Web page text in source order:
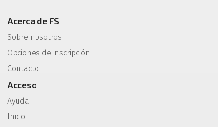
Acerca de FS
Sobre nosotros
Opciones de inscripción
Contacto
Acceso
Ayuda
Inicio